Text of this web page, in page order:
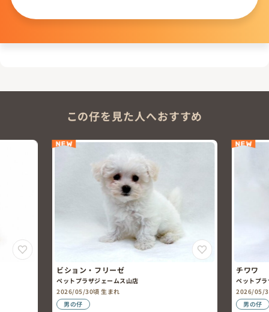
この仔を見た人へおすすめ
NEW
ビション・フリーゼ
ペットプラザジェームス山店
2026/05/30頃 生まれ
男の仔
NEW
チワワ
ペットプ
2026/05/
男の仔